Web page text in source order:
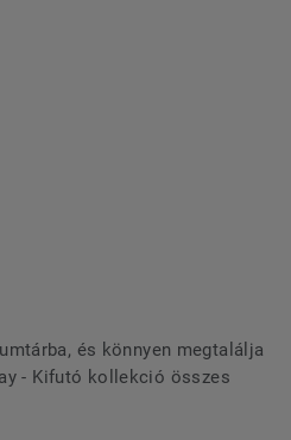
és könnyen megtalálja
- Kifutó kollekció összes